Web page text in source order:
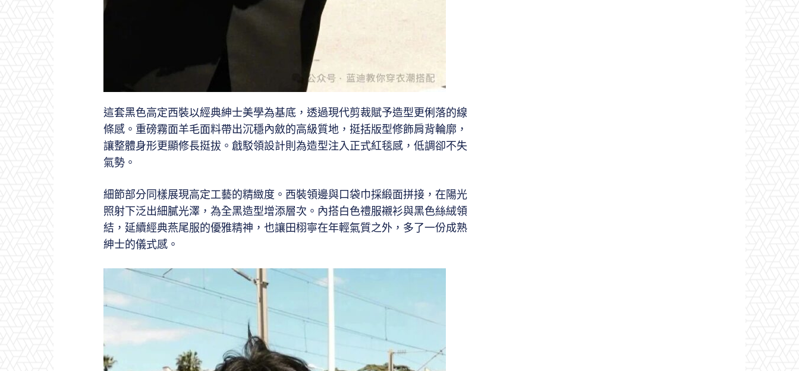
這套黑色高定西裝以經典紳士美學為基底，透過現代剪裁賦予造型更俐落的線
條感。重磅霧面羊毛面料帶出沉穩內斂的高級質地，挺括版型修飾肩背輪廓，
讓整體身形更顯修長挺拔。戧駁領設計則為造型注入正式紅毯感，低調卻不失
氣勢。
細節部分同樣展現高定工藝的精緻度。西裝領邊與口袋巾採緞面拼接，在陽光
照射下泛出細膩光澤，為全黑造型增添層次。內搭白色禮服襯衫與黑色絲絨領
結，延續經典燕尾服的優雅精神，也讓田栩寧在年輕氣質之外，多了一份成熟
紳士的儀式感。